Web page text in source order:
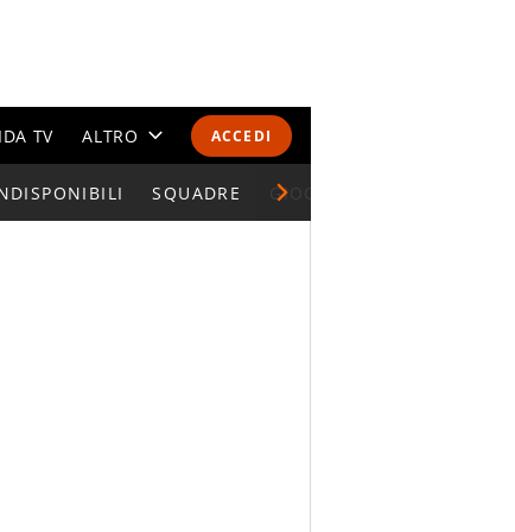
ACCEDI
TV ALTRO
CALENDARI E CLASSIFICHE
SQUADRE GIOCATORI SERIE A